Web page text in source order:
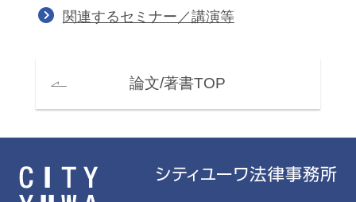
関連するセミナー／講演等
論文/著書TOP